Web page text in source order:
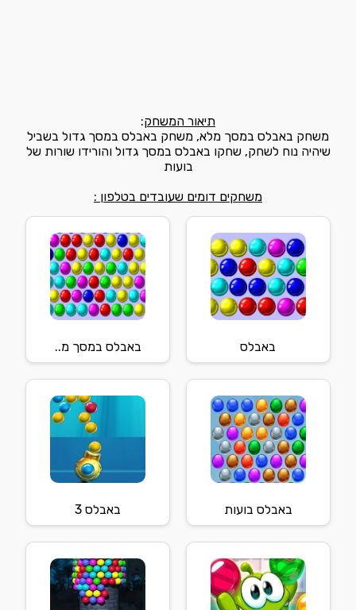
תיאור המשחק:
משחק באבלס במסך מלא, משחק באבלס במסך גדול בשביל
שיהיה נוח לשחק, שחקו באבלס במסך גדול והורידו שורות של
בועות
משחקים דומים שעובדים בטלפון :
באבלס באבלס במסך מ..
באבלס בועות באבלס 3